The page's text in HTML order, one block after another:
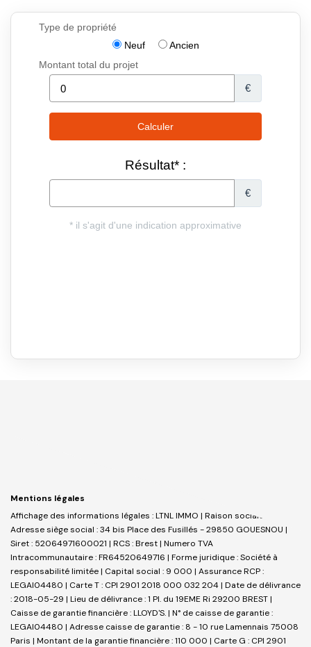
Mentions légales
Affichage des informations légales : LTNL IMMO | Raison sociale : LTNL |
Adresse siège social : 34 bis Place des Fusillés - 29850 GOUESNOU |
Siret : 52064971600021 | RCS : Brest | Numero TVA
Intracommunautaire : FR64520649716 | Forme juridique : Société à
responsabilité limitée | Capital social : 9 000 | Assurance RCP :
LEGAI04480 | Carte T : CPI 2901 2018 000 032 204 | Date de délivrance
: 2018-05-29 | Lieu de délivrance : 1 Pl. du 19EME Ri 29200 BREST |
Caisse de garantie financière : LLOYD'S. | N° de caisse de garantie :
LEGAI04480 | Adresse caisse de garantie : 8 - 10 rue Lamennais 75008
Paris | Montant de la garantie financière : 110 000 | Carte G : CPI 2901